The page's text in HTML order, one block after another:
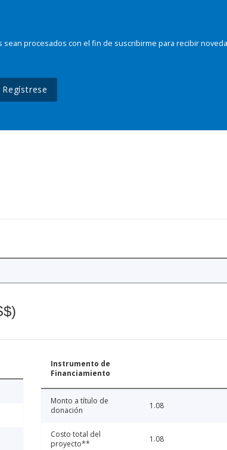
procesados con el fin de suscribirme para recibir
Regístrese
Instrumento de
Financiamiento
Monto a título de
donación
1.08
Costo total del
proyecto**
1.08